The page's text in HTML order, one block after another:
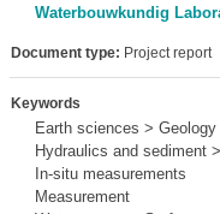
Waterbouwkundig
Document type: Project report
Keywords
Earth sciences >
Hydraulics and sediment
In-situ measurements
Measurement